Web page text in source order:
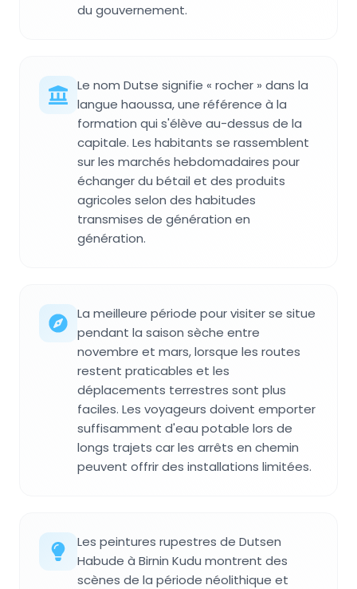
du gouvernement.
Le nom Dutse signifie « rocher » dans la
langue haoussa, une référence à la
formation qui s'élève au-dessus de la
capitale. Les habitants se rassemblent
sur les marchés hebdomadaires pour
échanger du bétail et des produits
agricoles selon des habitudes
transmises de génération en
génération.
La meilleure période pour visiter se situe
pendant la saison sèche entre
novembre et mars, lorsque les routes
restent praticables et les
déplacements terrestres sont plus
faciles. Les voyageurs doivent emporter
suffisamment d'eau potable lors de
longs trajets car les arrêts en chemin
peuvent offrir des installations limitées.
Les peintures rupestres de Dutsen
Habude à Birnin Kudu montrent des
scènes de la période néolithique et